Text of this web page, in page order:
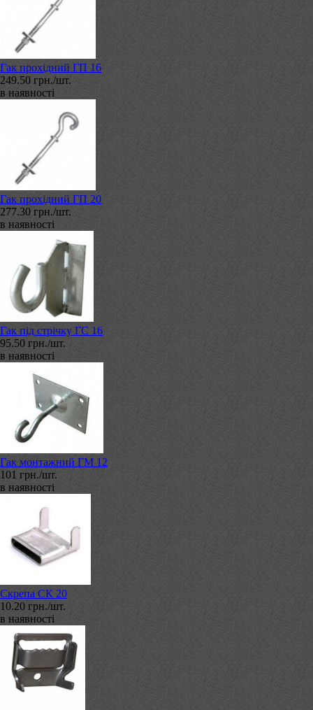
Гак прохідний ГП 16
249.50 грн./шт.
в наявності
Гак прохідний ГП 20
277.30 грн./шт.
в наявності
Гак під стрічку ГС 16
95.50 грн./шт.
в наявності
Гак монтажний ГМ 12
101 грн./шт.
в наявності
Скрепа СК 20
10.20 грн./шт.
в наявності